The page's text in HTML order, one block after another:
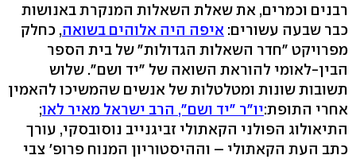
רבנים וכמרים, את שאלת השאלות המנקרת באנושות
כבר שבעה עשורים: איפה היה אלוהים בשואה, כחלק
מפרויקט "חדר השאלות הגדולות" של בית הספר
הבין-לאומי להוראת השואה של "יד ושם". שלוש
תשובות שונות ומטלטלות של אנשים שהמשיכו להאמין
אחרי התופת:יו"ר "יד ושם", הרב ישראל מאיר לאו;
התיאולוג הפולני הקאתולי זביגנייב נוסובסקי, עורך
כתב העת הקאתולי – וההיסטוריון המנוח פרופ' צבי